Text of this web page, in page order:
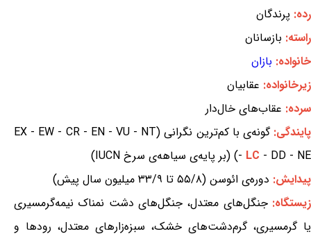
رده: پرندگان
راسته: بازسانان
خانواده: بازان
زیرخانواده: عقابیان
سرده: عقاب‌های خال‌دار
پایندگی:
گونه‌ی با کم‌ترین نگرانی (EX - EW - CR - EN - VU - NT
- LC - DD - NE) (بر پایه‌ی سیاهه‌ی سرخ IUCN)
پیدایش: دوره‌ی ائوسن (۵۵/۸ تا ۳۳/۹ میلیون سال پیش)
زیستگاه:جنگل‌های معتدل، جنگل‌های دشت نمناک نیمه‌گرمسیری
یا گرمسیری، گرم‌دشت‌های خشک، سبزه‌زارهای معتدل، رودها و